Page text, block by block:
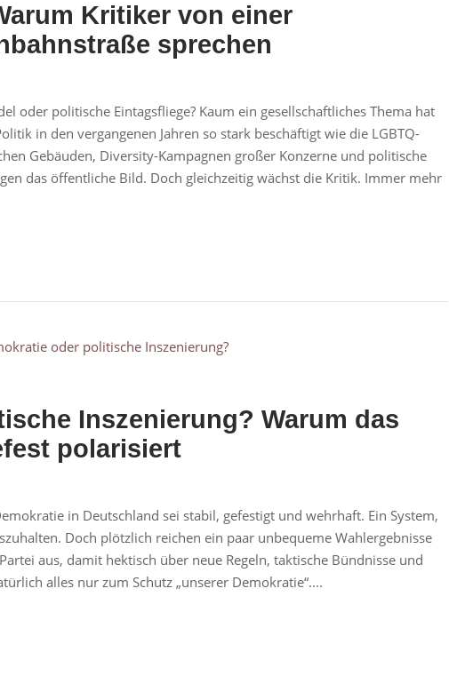
Kritiker von einer
sprechen
oder politische Eintagsfliege? Kaum ein gesellschaftliches Thema hat
in den vergangenen Jahren so stark beschäftigt wie die LGBTQ-
Gebäuden, Diversity-Kampagnen großer Konzerne und politische
das öffentliche Bild. Doch gleichzeitig wächst die Kritik. Immer mehr
Inszenierung? Warum das
polarisiert
in Deutschland sei stabil, gefestigt und wehrhaft. Ein System,
Doch plötzlich reichen ein paar unbequeme Wahlergebnisse
aus, damit hektisch über neue Regeln, taktische Bündnisse und
alles nur zum Schutz „unserer Demokratie“....